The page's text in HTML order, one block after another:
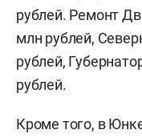
рублей. Ремонт
млн рублей,
рублей,
рублей.
Кроме того, в